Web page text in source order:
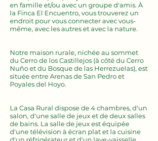
en famille et/ou avec un groupe d'amis. À
la Finca El Encuentro, vous trouverez un
endroit pour vous connecter avec vous-
même, avec les autres et avec la nature.
Notre maison rurale, nichée au sommet
du Cerro de los Castillejos (à côté du Cerro
Nuño et du Bosque de las Herrezuelas), est
située entre Arenas de San Pedro et
Poyales del Hoyo.
La Casa Rural dispose de 4 chambres, d'un
salon, d'une salle de jeux et de deux salles
de bains. La salle de jeux est équipée
d'une télévision à écran plat et la cuisine